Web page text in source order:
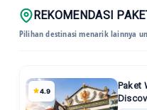
pemesanan. Sisa pembayaran
keberangkatan saat tim kami
Di mana titik
Layanan penjemputan gratis
Ya, kami menawarkan
preferensi destinasi lain atau
perjalanan, silakan hubungi
Mengapa paket ini
REKOMENDASI
Pilihan destinasi menarik lainnya
4.9
Paket